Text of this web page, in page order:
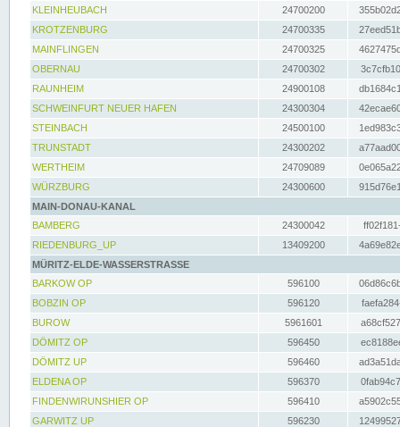
KLEINHEUBACH 24700200
KROTZENBURG
24700335
MAINFLINGEN
24700325
OBERNAU
24700302
RAUNHEIM
24900108
SCHWEINFURT NEUER HAFEN
24300304
STEINBACH
24500100
TRUNSTADT
24300202
WERTHEIM
24709089
WÜRZBURG
24300600
MAIN-DONAU-KANAL
BAMBERG
24300042
RIEDENBURG_UP
13409200
MÜRITZ-ELDE-WASSERSTRASSE
BARKOW OP
596100
BOBZIN OP
596120
BUROW
5961601
DÖMITZ OP
596450
DÖMITZ UP
596460
ELDENA OP
596370
FINDENWIRUNSHIER OP
596410
GARWITZ UP
596230